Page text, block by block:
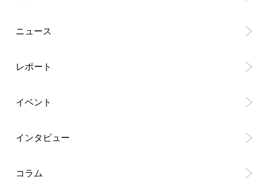
ニュース
レポート
イベント
インタビュー
コラム